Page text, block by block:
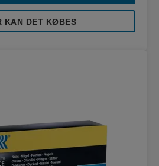
KAN DET KØBES